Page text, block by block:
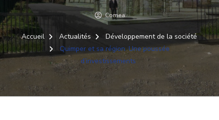
Comea
Accueil Actualités
Développement de la société
Quimper et sa région. Une poussée
d’investissements